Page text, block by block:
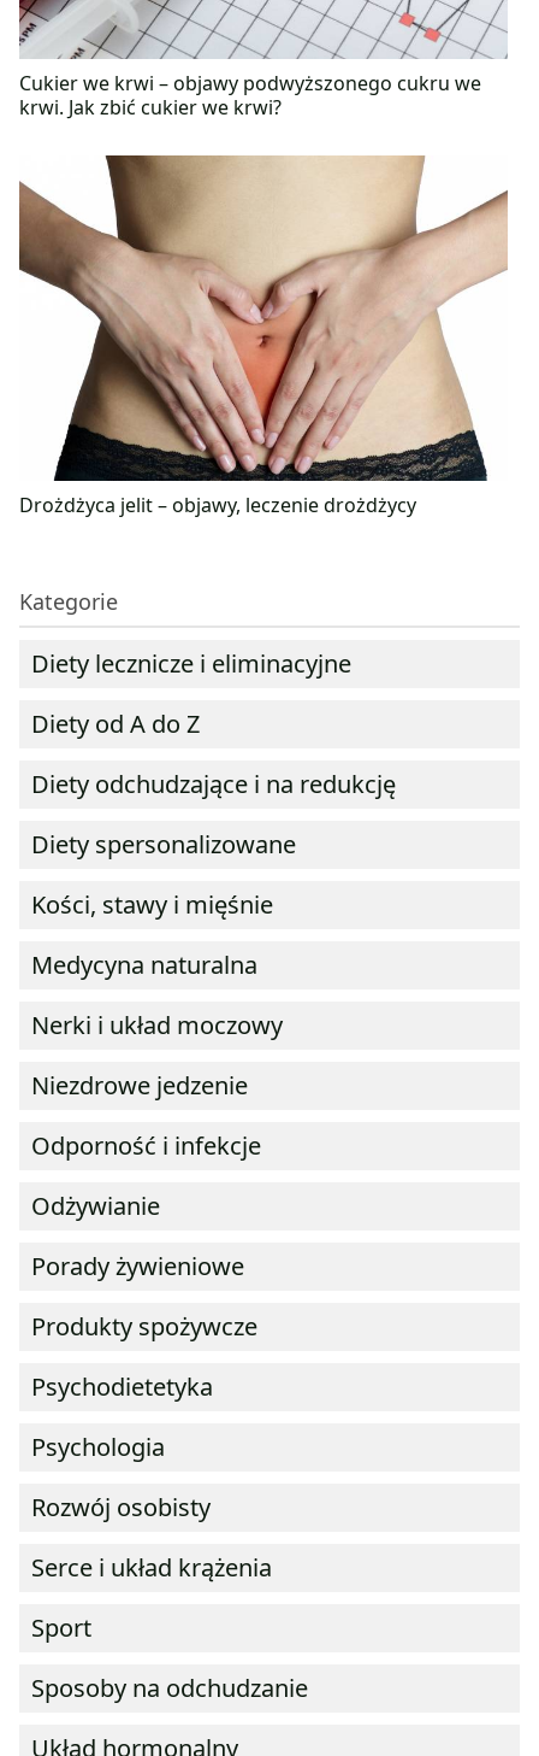
Cukier we krwi – objawy podwyższonego cukru we
krwi. Jak zbić cukier we krwi?
Drożdżyca jelit – objawy, leczenie drożdżycy
Kategorie
Diety lecznicze i eliminacyjne
Diety od A do Z
Diety odchudzające i na redukcję
Diety spersonalizowane
Kości, stawy i mięśnie
Medycyna naturalna
Nerki i układ moczowy
Niezdrowe jedzenie
Odporność i infekcje
Odżywianie
Porady żywieniowe
Produkty spożywcze
Psychodietetyka
Psychologia
Rozwój osobisty
Serce i układ krążenia
Sport
Sposoby na odchudzanie
Układ hormonalny